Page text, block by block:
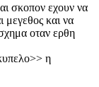
σκοπον εχουν να
και να
οταν ερθη
η